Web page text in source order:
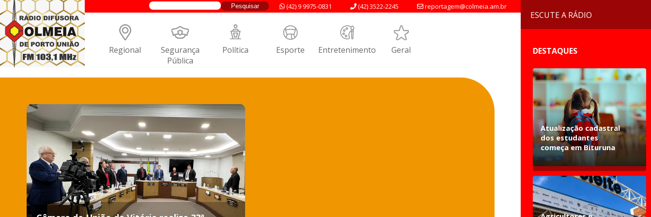
reportagem@colmeia.am.br
(42) 3522-2245
(42) 9 9975-0831
Regional Segurança
Pública
Política Esporte Entretenimento Geral
ESCUTE A RÁDIO
DESTAQUES
Atualização cadastral
dos estudantes
começa em Bituruna